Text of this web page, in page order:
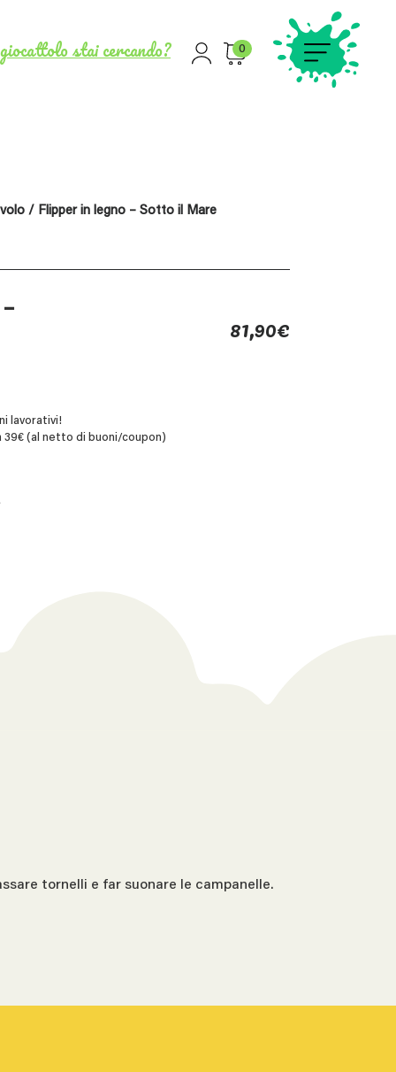
stai cercando? 0
/ Flipper in legno – Sotto il Mare
81,90€
lavorativi!
(al netto di buoni/coupon)
tornelli e far suonare le campanelle.